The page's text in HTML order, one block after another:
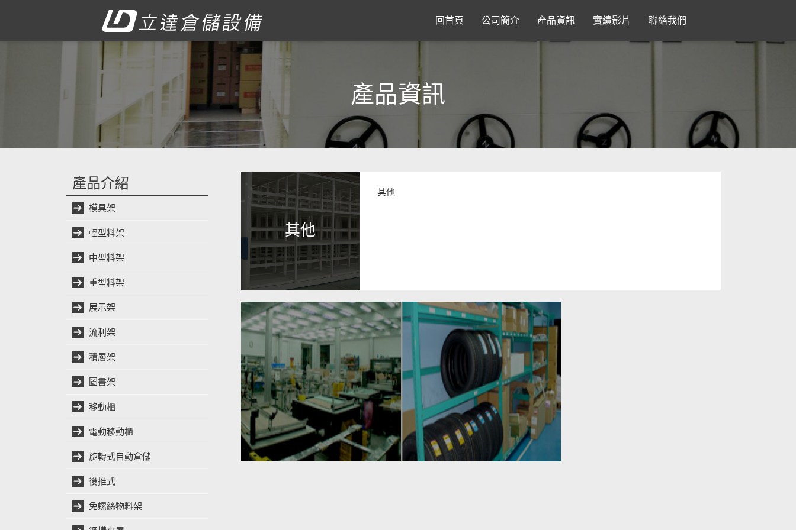
回首頁 公司簡介 產品資訊 實績影片 聯絡我們
產品資訊
產品介紹
模具架
輕型料架
中型料架
重型料架
展示架
流利架
積層架
圖書架
移動櫃
電動移動櫃
旋轉式自動倉儲
後推式
免螺絲物料架
其他
其他